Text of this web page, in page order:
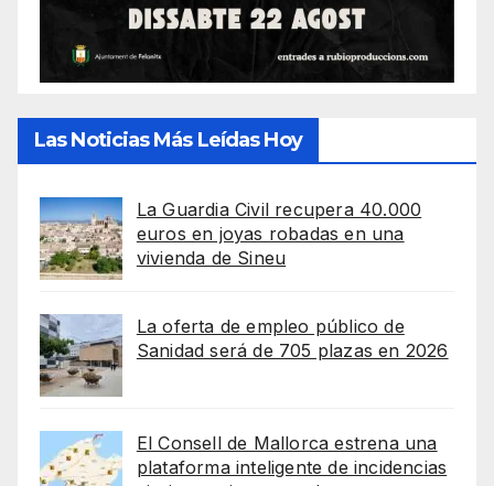
Las Noticias Más Leídas Hoy
La Guardia Civil recupera 40.000
euros en joyas robadas en una
vivienda de Sineu
La oferta de empleo público de
Sanidad será de 705 plazas en 2026
El Consell de Mallorca estrena una
plataforma inteligente de incidencias